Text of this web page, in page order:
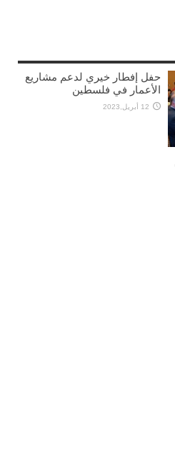
حفل إفطار خيري لدعم مشاريع
الأعمار في فلسطين
12 أبريل,2023